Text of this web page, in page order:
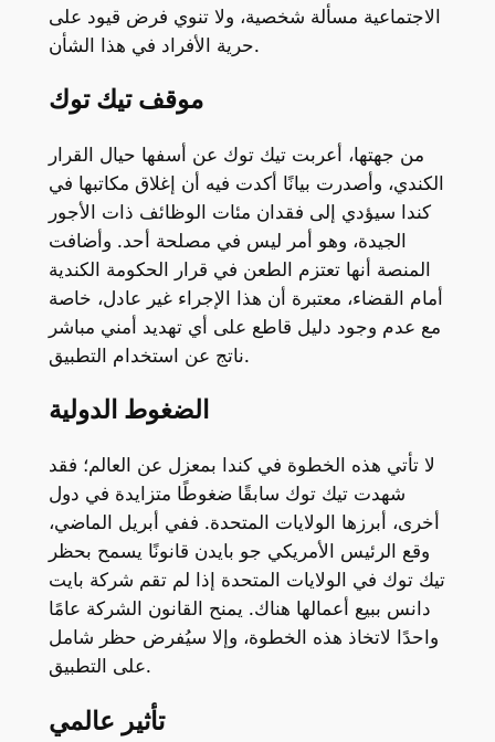
الاجتماعية مسألة شخصية، ولا تنوي فرض قيود على
حرية الأفراد في هذا الشأن.
موقف تيك توك
من جهتها، أعربت تيك توك عن أسفها حيال القرار
الكندي، وأصدرت بيانًا أكدت فيه أن إغلاق مكاتبها في
كندا سيؤدي إلى فقدان مئات الوظائف ذات الأجور
الجيدة، وهو أمر ليس في مصلحة أحد. وأضافت
المنصة أنها تعتزم الطعن في قرار الحكومة الكندية
أمام القضاء، معتبرة أن هذا الإجراء غير عادل، خاصة
مع عدم وجود دليل قاطع على أي تهديد أمني مباشر
ناتج عن استخدام التطبيق.
الضغوط الدولية
لا تأتي هذه الخطوة في كندا بمعزل عن العالم؛ فقد
شهدت تيك توك سابقًا ضغوطًا متزايدة في دول
أخرى، أبرزها الولايات المتحدة. ففي أبريل الماضي،
وقع الرئيس الأمريكي جو بايدن قانونًا يسمح بحظر
تيك توك في الولايات المتحدة إذا لم تقم شركة بايت
دانس ببيع أعمالها هناك. يمنح القانون الشركة عامًا
واحدًا لاتخاذ هذه الخطوة، وإلا سيُفرض حظر شامل
على التطبيق.
تأثير عالمي